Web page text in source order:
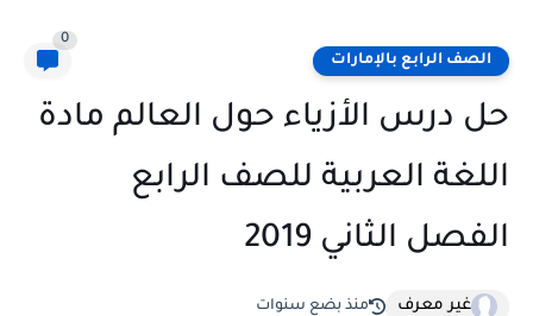
الصف الرابع بالإمارات
0
حل درس الأزياء حول العالم مادة
اللغة العربية للصف الرابع
الفصل الثاني 2019
غير معرف منذ بضع سنوات